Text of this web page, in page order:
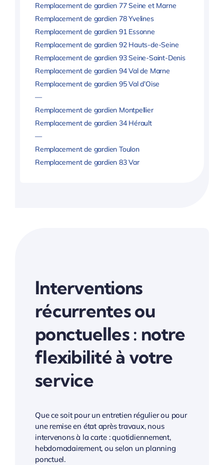
Remplacement de gardien 77 Seine et Marne
Remplacement de gardien 78 Yvelines
Remplacement de gardien 91 Essonne
Remplacement de gardien 92 Hauts-de-Seine
Remplacement de gardien 93 Seine-Saint-Denis
Remplacement de gardien 94 Val de Marne
Remplacement de gardien 95 Val d’Oise
—
Remplacement de gardien Montpellier
Remplacement de gardien 34 Hérault
—
Remplacement de gardien Toulon
Remplacement de gardien 83 Var
Interventions
récurrentes ou
ponctuelles : notre
flexibilité à votre
service
Que ce soit pour un entretien régulier ou pour
une remise en état après travaux, nous
intervenons à la carte : quotidiennement,
hebdomadairement, ou selon un planning
ponctuel.